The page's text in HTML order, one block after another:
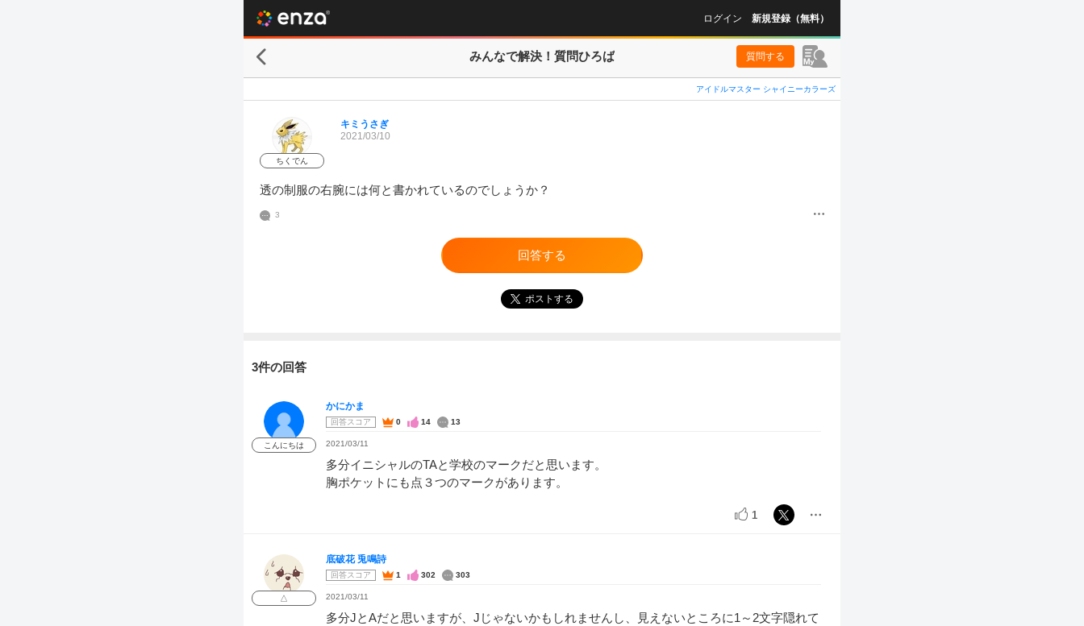
ログイン 新規登録（無料）
みんなで解決！ 質問ひろば 質問する
アイドルマスター シャイニーカラーズ
ちくでん
キミうさぎ
2021/03/10
透の制服の右腕には何と書かれているのでしょうか？
3
回答する
ポストする
3件の回答
こんにちは
かにかま
回答スコア 0 14 13
2021/03/11
多分イニシャルのTAと学校のマークだと思います。
胸ポケットにも点３つのマークがあります。
1
△
底破花 兎鳴詩
回答スコア 1 302 303
2021/03/11
多分JとAだと思いますが、Jじゃないかもしれませんし、見えないところに1～2文字隠れて